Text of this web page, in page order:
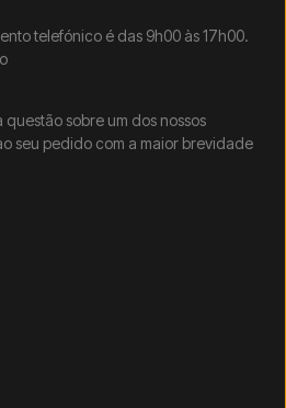
telefónico é das 9h00 às 17h00.
sobre um dos nossos
seu pedido com a maior brevidade